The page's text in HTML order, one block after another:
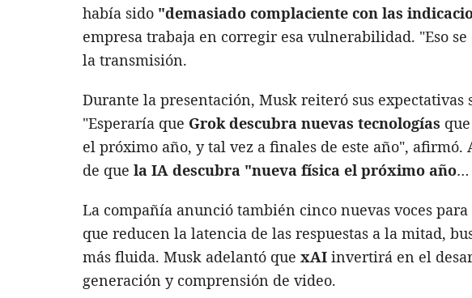
había sido "demasiado complaciente con las
empresa trabaja en corregir esa vulnerabilidad. "Eso
la transmisión.
Durante la presentación, Musk reiteró sus expectativas
"Esperaría que Grok descubra nuevas tecnologías
el próximo año, y tal vez a finales de este año",
de que la IA descubra "nueva física el próximo año…
La compañía anunció también cinco nuevas voces
que reducen la latencia de las respuestas a la mitad,
más fluida. Musk adelantó que xAI invertirá en el
generación y comprensión de video.